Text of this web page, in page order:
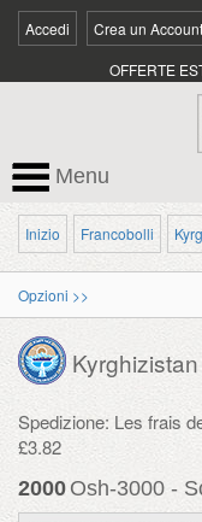
Accedi Crea un Account
OFFERTE
Menu
Inizio Francobolli
Opzioni >>
Spedizione: Les frais
£3.82
2000 Osh-3000 -